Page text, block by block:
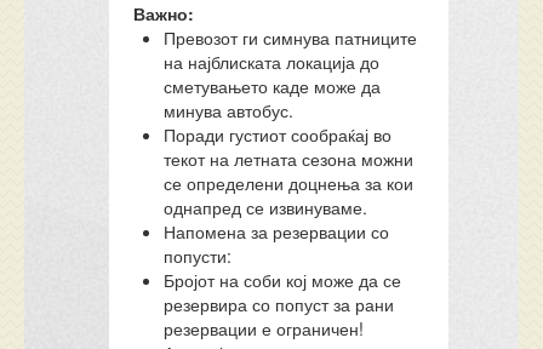
Важно:
Превозот ги симнува патниците
на најблиската локација до
сметувањето каде може да
минува автобус.
Поради густиот сообраќај во
текот на летната сезона можни
се определени доцнења за кои
однапред се извинуваме.
Напомена за резервации со
попусти:
Бројот на соби кој може да се
резервира со попуст за рани
резервации е ограничен!